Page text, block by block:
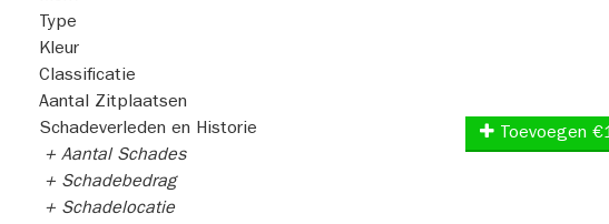
Type
Kleur
Classificatie
Aantal Zitplaatsen
Schadeverleden en Historie
+ Aantal Schades
+ Schadebedrag
+ Schadelocatie
Toevoegen